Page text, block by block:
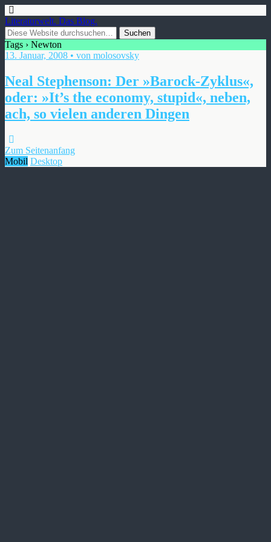
Literaturwelt. Das Blog.
Tags › Newton
13. Januar, 2008 • von molosovsky
Neal Stephenson: Der »Barock-Zyklus«,
oder: »It’s the economy, stupid«, neben,
ach, so vielen anderen Dingen
Zum Seitenanfang
Mobil Desktop